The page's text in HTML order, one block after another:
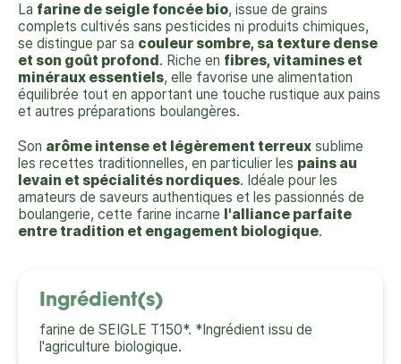
La farine de seigle foncée bio, issue de grains
complets cultivés sans pesticides ni produits chimiques,
se distingue par sa couleur sombre, sa texture dense
et son goût profond . Riche en fibres, vitamines et
minéraux essentiels, elle favorise une alimentation
équilibrée tout en apportant une touche rustique aux pains
et autres préparations boulangères.
Son arôme intense et légèrement terreux sublime
les recettes traditionnelles, en particulier les pains au
levain et spécialités nordiques. Idéale pour les
amateurs de saveurs authentiques et les passionnés de
boulangerie, cette farine incarne l'alliance parfaite
entre tradition et engagement biologique.
Ingrédient(s)
farine de SEIGLE T150*. *Ingrédient issu de
l'agriculture biologique.